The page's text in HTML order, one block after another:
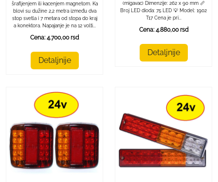
šrafljenjem ili kacenjem magnetom. Ka
blovi su dužine 2,2 metra između dva
stop svetla i 7 metara od stopa do kraj
a konektora. Napajanje je na 12 volti...
Cena: 4.700,00 rsd
Detaljnije
(migavac) Dimenzije: 262 x 90 mm 📏
Broj LED dioda: 75 LED 💡 Model: 1902
T17 Cena je pri...
Cena: 4.880,00 rsd
Detaljnije